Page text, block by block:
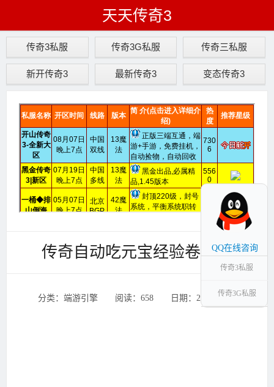
天天传奇3
传奇3私服 传奇3G私服 传奇三私服
新开传奇3 最新传奇3 变态传奇3
传奇自动吃元宝经验卷脚本
分类：端游引擎 ‌‍阅读：658 ‌‍日期：2025-08-23
QQ在线咨询
传奇3私服
传奇3G私服